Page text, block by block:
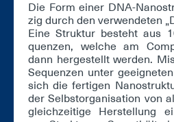
Die Form ei­ner DNA-
zig durch den ver­wen­de­ten
Ei­ne Struk­tur be­steht aus
quen­zen, wel­che am
dann her­ge­stellt wer­den.
Se­quen­zen un­ter
sich die fer­ti­gen
der Selbst­or­ga­ni­sa­ti­on von
gleich­zei­ti­ge Her­stel­lung